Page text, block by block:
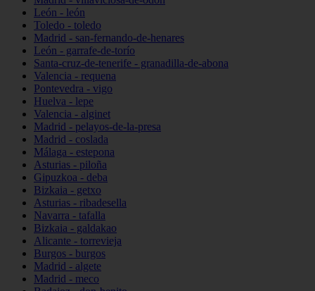
León - león
Toledo - toledo
Madrid - san-fernando-de-henares
León - garrafe-de-torío
Santa-cruz-de-tenerife - granadilla-de-abona
Valencia - requena
Pontevedra - vigo
Huelva - lepe
Valencia - alginet
Madrid - pelayos-de-la-presa
Madrid - coslada
Málaga - estepona
Asturias - piloña
Gipuzkoa - deba
Bizkaia - getxo
Asturias - ribadesella
Navarra - tafalla
Bizkaia - galdakao
Alicante - torrevieja
Burgos - burgos
Madrid - algete
Madrid - meco